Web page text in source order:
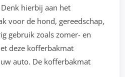
hierbij aan het
voor de hond, gereedschap,
gebruik zoals zomer- en
deze kofferbakmat
auto. De kofferbakmat